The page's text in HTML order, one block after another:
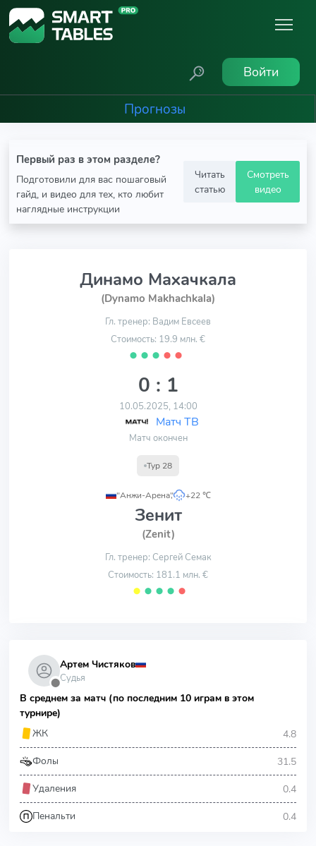
Войти
Прогнозы
Первый раз в этом разделе?
Подготовили для вас пошаговый
гайд, и видео для тех, кто любит
наглядные инструкции
Читать
статью
Смотреть
видео
Динамо Махачкала
(Dynamo Makhachkala)
Гл. тренер: Вадим Евсеев
Стоимость: 19.9 млн. €
⬤ ⬤ ⬤ ⬤ ⬤
0 : 1
10.05.2025, 14:00
Матч ТВ
Матч окончен
Тур 28
"Анжи-Арена"
, +22 ℃
Зенит
(Zenit)
Гл. тренер: Сергей Семак
Стоимость: 181.1 млн. €
⬤ ⬤ ⬤ ⬤ ⬤
⬤
Артем Чистяков
Судья
В среднем за матч (по последним 10 играм в этом
турнире)
ЖК
4.8
Фолы 31.5
Удаления 0.4
Пенальти 0.4